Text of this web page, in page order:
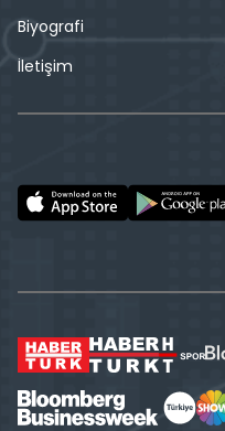
Biyografi
İletişim